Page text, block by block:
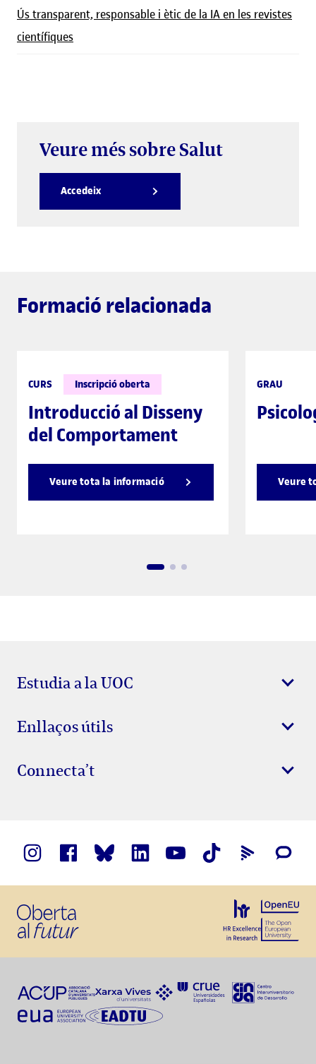
Ús transparent, responsable i ètic de la IA en les revistes
científiques
Veure més sobre Salut
Accedeix
Formació relacionada
CURS Inscripció oberta
Introducció al Disseny
del Comportament
Veure tota la informació
GRAU
Veure
Estudia a la UOC
Enllaços útils
Connecta’t